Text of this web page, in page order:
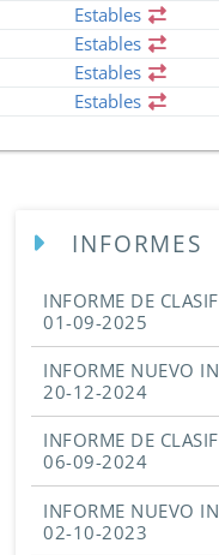
Estables
Estables
Estables
Estables
INFORMES
INFORME DE
01-09-2025
INFORME NUEVO
20-12-2024
INFORME DE
06-09-2024
INFORME NUEVO
02-10-2023